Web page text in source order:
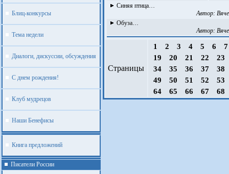
Блиц-конкурсы
Тема недели
Диалоги, дискуссии, обсуждения
С днем рождения!
Клуб мудрецов
Наши Бенефисы
Книга предложений
Писатели России
Синяя птица…
Автор:
Обуза…
Автор:
Страницы
1 2 3 4 5 6
19
20 21 22
23
34
35 36 37
38
49
50 51 52
53
64
65 66 67 68